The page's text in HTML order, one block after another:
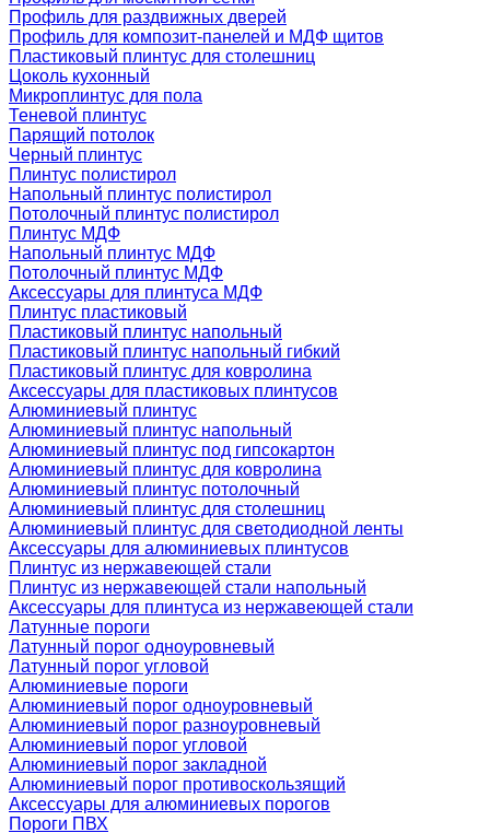
Профиль для раздвижных дверей
Профиль для композит-панелей и МДФ щитов
Пластиковый плинтус для столешниц
Цоколь кухонный
Микроплинтус для пола
Теневой плинтус
Парящий потолок
Черный плинтус
Плинтус полистирол
Напольный плинтус полистирол
Потолочный плинтус полистирол
Плинтус МДФ
Напольный плинтус МДФ
Потолочный плинтус МДФ
Аксессуары для плинтуса МДФ
Плинтус пластиковый
Пластиковый плинтус напольный
Пластиковый плинтус напольный гибкий
Пластиковый плинтус для ковролина
Аксессуары для пластиковых плинтусов
Алюминиевый плинтус
Алюминиевый плинтус напольный
Алюминиевый плинтус под гипсокартон
Алюминиевый плинтус для ковролина
Алюминиевый плинтус потолочный
Алюминиевый плинтус для столешниц
Алюминиевый плинтус для светодиодной ленты
Аксессуары для алюминиевых плинтусов
Плинтус из нержавеющей стали
Плинтус из нержавеющей стали напольный
Аксессуары для плинтуса из нержавеющей стали
Латунные пороги
Латунный порог одноуровневый
Латунный порог угловой
Алюминиевые пороги
Алюминиевый порог одноуровневый
Алюминиевый порог разноуровневый
Алюминиевый порог угловой
Алюминиевый порог закладной
Алюминиевый порог противоскользящий
Аксессуары для алюминиевых порогов
Пороги ПВХ